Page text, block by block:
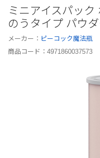
ミニアイスパッ
のうタイプ パウ
メーカー： ピーコック魔法瓶
商品コード： 4971860037573